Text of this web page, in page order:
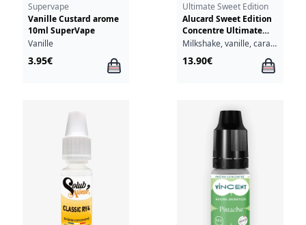
Supervape
Vanille Custard arome
10ml SuperVape
Vanille
3.95€
Ultimate Sweet Edition
Alucard Sweet Edition
Concentre Ultimate
A&L 30ml
Milkshake, vanille, caramel, biscuit
13.90€